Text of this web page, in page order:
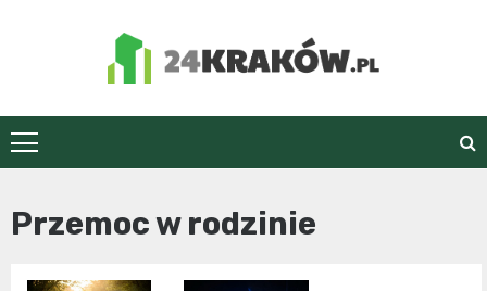
24Kraków.pl
Przemoc w rodzinie